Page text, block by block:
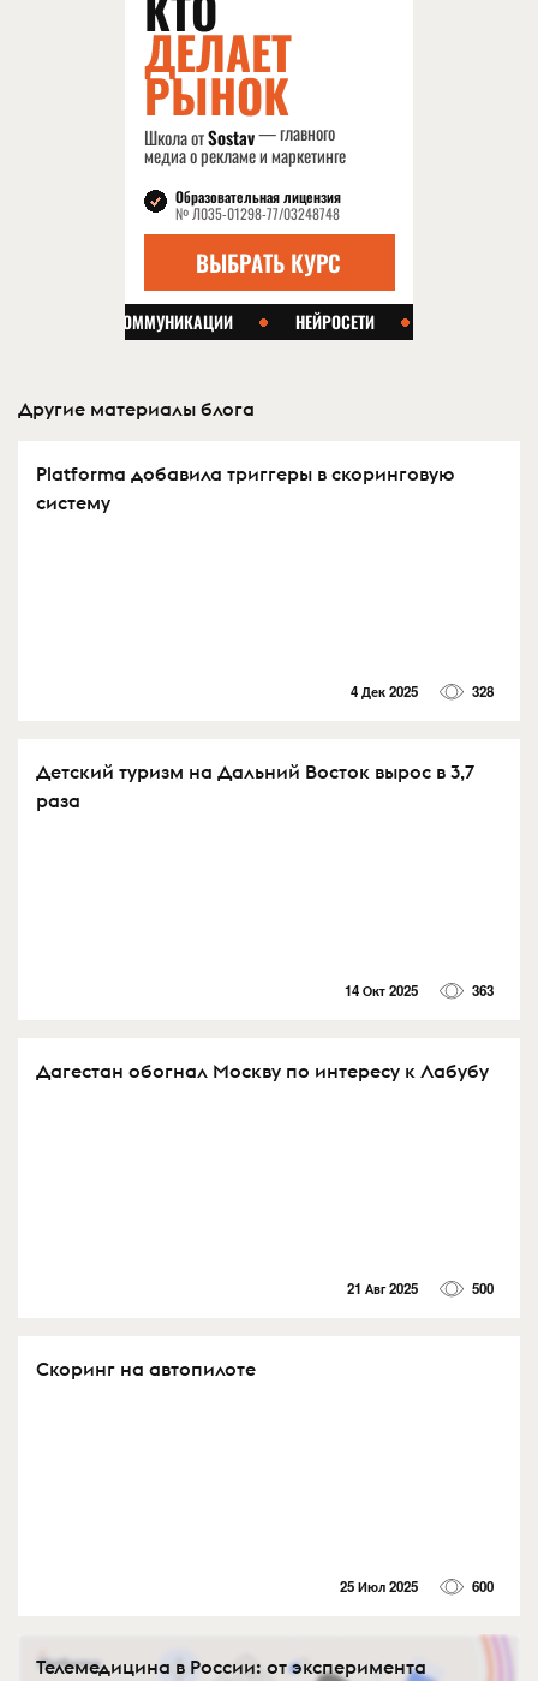
Другие материалы блога
Platforma добавила триггеры в скоринговую
систему
4 Дек 2025 328
Детский туризм на Дальний Восток вырос в 3,7
раза
14 Окт 2025 363
Дагестан обогнал Москву по интересу к Лабубу
21 Авг 2025 500
Скоринг на автопилоте
25 Июл 2025 600
Телемедицина в России: от эксперимента